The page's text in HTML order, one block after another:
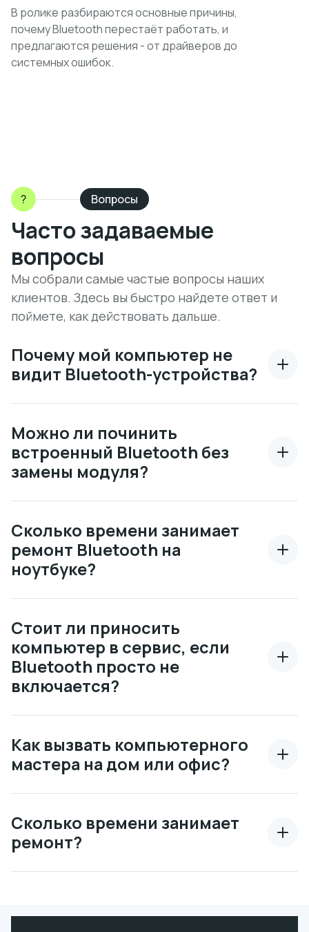
В ролике разбираются основные причины,
почему Bluetooth перестаёт работать, и
предлагаются решения - от драйверов до
системных ошибок.
? Вопросы
Часто задаваемые
вопросы
Мы собрали самые частые вопросы наших
клиентов. Здесь вы быстро найдете ответ и
поймете, как действовать дальше.
Почему мой компьютер не
видит Bluetooth-устройства?
Можно ли починить
встроенный Bluetooth без
замены модуля?
Сколько времени занимает
ремонт Bluetooth на
ноутбуке?
Стоит ли приносить
компьютер в сервис, если
Bluetooth просто не
включается?
Как вызвать компьютерного
мастера на дом или офис?
Сколько времени занимает
ремонт?